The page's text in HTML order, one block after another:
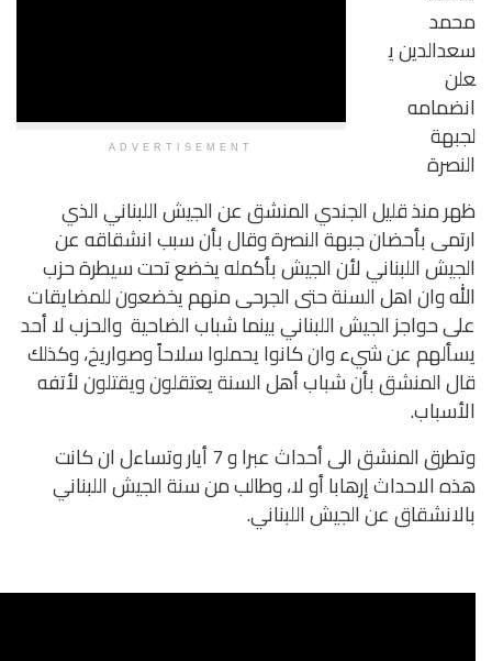
المنشق عن الجيش اللبناني الذي
النصرة وقال بأن سبب انشقاقه عن
الجيش بأكمله يخضع تحت سيطرة حزب
حتى الجرحى منهم يخضعون للمضايقات
بينما شباب الضاحية والحزب لا أحد
كانوا يحملوا سلاحاً وصواريخ، وكذلك
أهل السنة يعتقلون ويقتلون لأتفه
وتطرق المنشق الى أحداث عبرا و 7 أيار وتساءل ان كانت
أو لا، وطالب من سنة الجيش اللبناني
اللبناني.